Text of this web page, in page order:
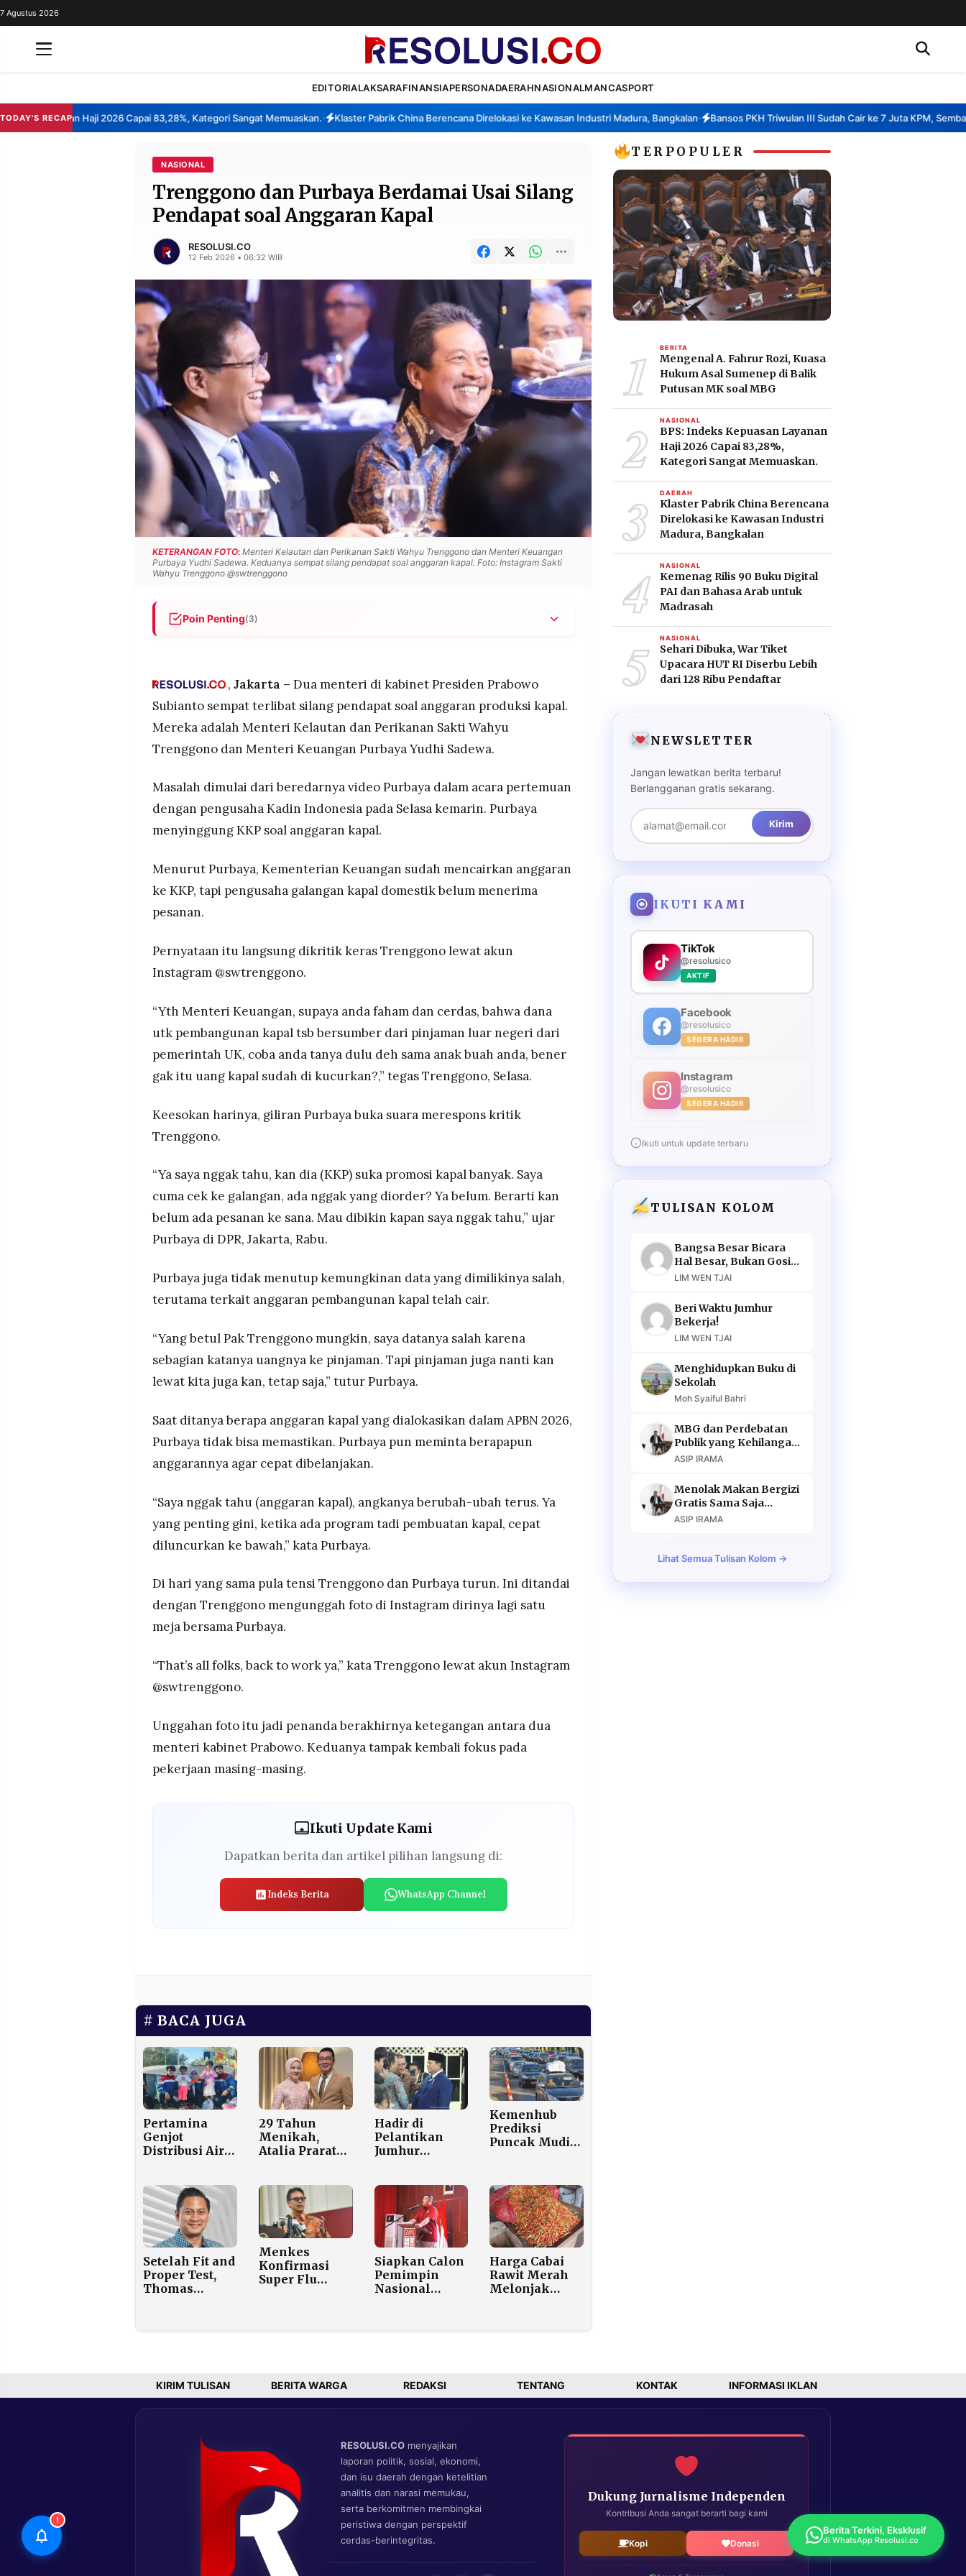
REDAKSI
BERITA
WARGA
TULISAN
SERVICE
7 Agustus 2026
EDITORIALAKSARAFINANSIAPERSONADAERAHNASIONALMANCASPORT
TODAY'S RECAP
Layanan Haji 2026 Capai 83,28%, Kategori Sangat Memuaskan.• Klaster Pabrik China Berencana Direlokasi ke Kawasan Industri Madura, Bangkalan• Bansos PKH Triwulan III Sudah Cair ke 7 Juta KPM, Sembako
NASIONAL
Trenggono dan Purbaya Berdamai Usai Silang
Pendapat soal Anggaran Kapal
RESOLUSI.CO
12 Feb 2026 • 06:32 WIB
KETERANGAN FOTO: Menteri Kelautan dan Perikanan Sakti Wahyu Trenggono dan Menteri Keuangan
Purbaya Yudhi Sadewa. Keduanya sempat silang pendapat soal anggaran kapal. Foto: Instagram Sakti
Wahyu Trenggono @swtrenggono
Poin Penting(3)
pinjaman luar negeri UK, bukan langsung dari APBN
Ketegangan mereda di hari yang sama ditandai unggahan foto Trenggono
bersama Purbaya dengan caption "back to work ya"
, Jakarta – Dua menteri di kabinet Presiden Prabowo
Subianto sempat terlibat silang pendapat soal anggaran produksi kapal.
Mereka adalah Menteri Kelautan dan Perikanan Sakti Wahyu
Trenggono dan Menteri Keuangan Purbaya Yudhi Sadewa.
Masalah dimulai dari beredarnya video Purbaya dalam acara pertemuan
dengan pengusaha Kadin Indonesia pada Selasa kemarin. Purbaya
menyinggung KKP soal anggaran kapal.
Menurut Purbaya, Kementerian Keuangan sudah mencairkan anggaran
ke KKP, tapi pengusaha galangan kapal domestik belum menerima
pesanan.
Pernyataan itu langsung dikritik keras Trenggono lewat akun
Instagram @swtrenggono.
“Yth Menteri Keuangan, supaya anda faham dan cerdas, bahwa dana
utk pembangunan kapal tsb bersumber dari pinjaman luar negeri dari
pemerintah UK, coba anda tanya dulu deh sama anak buah anda, bener
gak itu uang kapal sudah di kucurkan?,” tegas Trenggono, Selasa.
Keesokan harinya, giliran Purbaya buka suara merespons kritik
Trenggono.
“Ya saya nggak tahu, kan dia (KKP) suka promosi kapal banyak. Saya
cuma cek ke galangan, ada nggak yang diorder? Ya belum. Berarti kan
belum ada pesanan ke sana. Mau dibikin kapan saya nggak tahu,” ujar
Purbaya di DPR, Jakarta, Rabu.
Purbaya juga tidak menutup kemungkinan data yang dimilikinya salah,
terutama terkait anggaran pembangunan kapal telah cair.
“Yang betul Pak Trenggono mungkin, saya datanya salah karena
sebagian katanya uangnya ke pinjaman. Tapi pinjaman juga nanti kan
lewat kita juga kan, tetap saja,” tutur Purbaya.
Saat ditanya berapa anggaran kapal yang dialokasikan dalam APBN 2026,
Purbaya tidak bisa memastikan. Purbaya pun meminta berapapun
anggarannya agar cepat dibelanjakan.
“Saya nggak tahu (anggaran kapal), angkanya berubah-ubah terus. Ya
yang penting gini, ketika ada program tadi pembuatan kapal, cepat
diluncurkan ke bawah,” kata Purbaya.
Di hari yang sama pula tensi Trenggono dan Purbaya turun. Ini ditandai
dengan Trenggono mengunggah foto di Instagram dirinya lagi satu
meja bersama Purbaya.
“That’s all folks, back to work ya,” kata Trenggono lewat akun Instagram
@swtrenggono.
Unggahan foto itu jadi penanda berakhirnya ketegangan antara dua
menteri kabinet Prabowo. Keduanya tampak kembali fokus pada
pekerjaan masing-masing.
Ikuti Update Kami
Dapatkan berita dan artikel pilihan langsung di:
Indeks Berita WhatsApp Channel
BACA JUGA
Pertamina
Genjot
Distribusi Air
Puskesmas di
Aceh Tamiang
29 Tahun
Menikah,
Atalia Praratya
di Pengadilan
Agama
Bandung
Hadir di
Pelantikan
Jumhur
Dipanggil
“Disiden” oleh
Prabowo
dengan Nada
Bercanda
Kemenhub
Prediksi
Puncak Mudik
Capai 17,18 Juta
Orang, Arus
Balik Tembus
20,81 Juta
Pemudik
Setelah Fit and
Proper Test,
Thomas
Menkes
Konfirmasi
Super Flu
Penularan
Sangat Rendah
Siapkan Calon
Pemimpin
Nasional
Aceh hingga
Papua
Harga Cabai
Rawit Merah
Melonjak
TERPOPULER
1 BERITA
Mengenal A. Fahrur Rozi, Kuasa
Hukum Asal Sumenep di Balik
Putusan MK soal MBG
2 NASIONAL
BPS: Indeks Kepuasan Layanan
Haji 2026 Capai 83,28%,
Kategori Sangat Memuaskan.
3 DAERAH
Klaster Pabrik China Berencana
Direlokasi ke Kawasan Industri
Madura, Bangkalan
4 NASIONAL
Kemenag Rilis 90 Buku Digital
PAI dan Bahasa Arab untuk
Madrasah
5 NASIONAL
Sehari Dibuka, War Tiket
Upacara HUT RI Diserbu Lebih
dari 128 Ribu Pendaftar
NEWSLETTER
Jangan lewatkan berita terbaru!
Berlangganan gratis sekarang.
Kirim
IKUTI KAMI
TikTok
@resolusico
AKTIF
Facebook
@resolusico
SEGERA HADIR
Instagram
@resolusico
SEGERA HADIR
Ikuti untuk update terbaru
TULISAN KOLOM
Bangsa Besar Bicara
Hal Besar, Bukan Gosip
Murahan
LIM WEN TJAI
Beri Waktu Jumhur
Bekerja!
LIM WEN TJAI
Menghidupkan Buku di
Sekolah
Moh Syaiful Bahri
MBG dan Perdebatan
Publik yang Kehilangan
Argumen
ASIP IRAMA
Menolak Makan Bergizi
Gratis Sama Saja
Menolak Masa Depan
ASIP IRAMA
Lihat Semua Tulisan Kolom →
KIRIM TULISAN BERITA WARGA REDAKSI TENTANG KONTAK INFORMASI IKLAN
RESOLUSI.CO menyajikan
laporan politik, sosial, ekonomi,
dan isu daerah dengan ketelitian
analitis dan narasi memukau,
serta berkomitmen membingkai
peristiwa dengan perspektif
cerdas-berintegritas.
Dukung Jurnalisme Independen
Kontribusi Anda sangat berarti bagi kami
Kopi Donasi
!
Berita Terkini, Eksklusif
di WhatsApp Resolusi.co